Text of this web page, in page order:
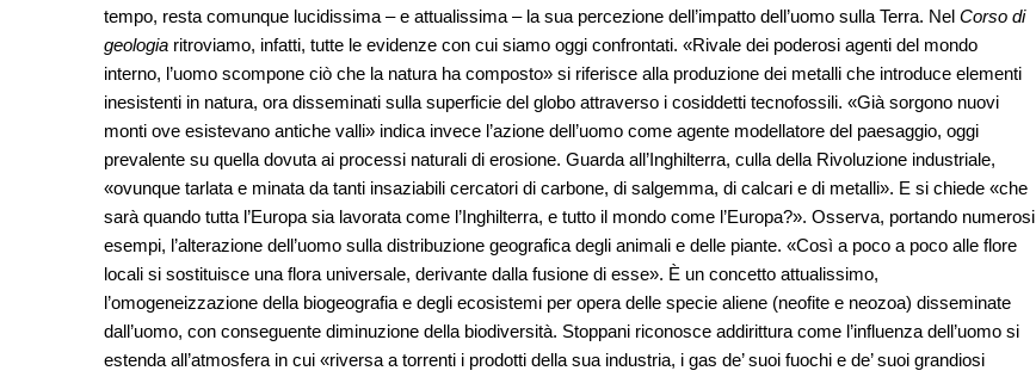
tempo, resta comunque lucidissima – e attualissima – la sua percezione dell’impatto dell’uomo sulla Terra. Nel Corso di
geologia ritroviamo, infatti, tutte le evidenze con cui siamo oggi confrontati. «Rivale dei poderosi agenti del mondo
interno, l’uomo scompone ciò che la natura ha composto» si riferisce alla produzione dei metalli che introduce elementi
inesistenti in natura, ora disseminati sulla superficie del globo attraverso i cosiddetti tecnofossili. «Già sorgono nuovi
monti ove esistevano antiche valli» indica invece l’azione dell’uomo come agente modellatore del paesaggio, oggi
prevalente su quella dovuta ai processi naturali di erosione. Guarda all’Inghilterra, culla della Rivoluzione industriale,
«ovunque tarlata e minata da tanti insaziabili cercatori di carbone, di salgemma, di calcari e di metalli». E si chiede «che
sarà quando tutta l’Europa sia lavorata come l’Inghilterra, e tutto il mondo come l’Europa?». Osserva, portando numerosi
esempi, l’alterazione dell’uomo sulla distribuzione geografica degli animali e delle piante. «Così a poco a poco alle flore
locali si sostituisce una flora universale, derivante dalla fusione di esse». È un concetto attualissimo,
l’omogeneizzazione della biogeografia e degli ecosistemi per opera delle specie aliene (neofite e neozoa) disseminate
dall’uomo, con conseguente diminuzione della biodiversità. Stoppani riconosce addirittura come l’influenza dell’uomo si
estenda all’atmosfera in cui «riversa a torrenti i prodotti della sua industria, i gas de’ suoi fuochi e de’ suoi grandiosi